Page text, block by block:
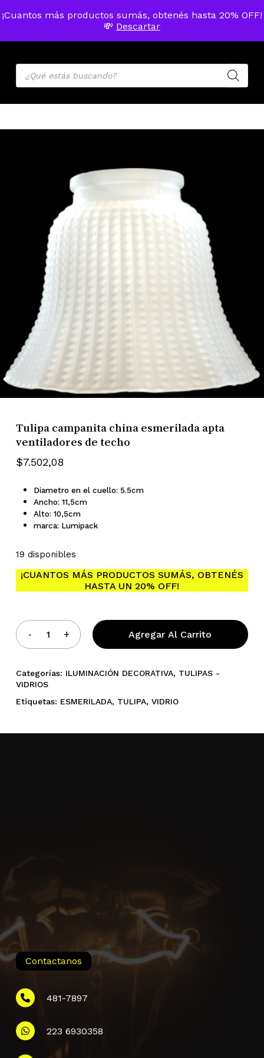
¡Cuantos más productos sumás, obtenés hasta 20% OFF!
💸 Descartar
to
content
MENU
Products
search
Tulipa campanita china esmerilada apta
ventiladores de techo
$7.502,08
Diametro en el cuello: 5.5cm
Ancho: 11,5cm
Alto: 10,5cm
marca: Lumipack
19 disponibles
¡CUANTOS MÁS PRODUCTOS SUMÁS, OBTENÉS
HASTA UN 20% OFF!
Agregar Al Carrito
Categorías: ILUMINACIÓN DECORATIVA, TULIPAS -
VIDRIOS
Etiquetas: ESMERILADA, TULIPA, VIDRIO
Contactanos
481-7897
223 6930358